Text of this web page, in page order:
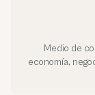
Medio de
economía,